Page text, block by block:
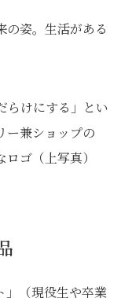
の姿。生活がある
らけにする」とい
ー兼ショップの
ゴ（上写真）
」（現役生や卒業